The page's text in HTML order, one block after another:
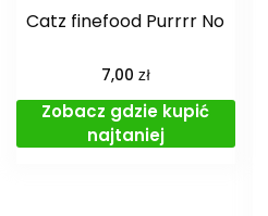
Catz finefood Purrrr No
7,00 zł
Zobacz gdzie kupić
najtaniej